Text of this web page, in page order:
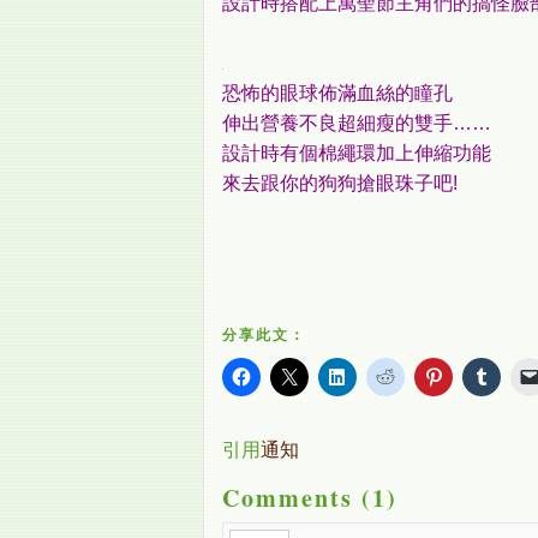
恐怖的眼球佈滿血絲的瞳孔
伸出營養不良超細瘦的雙手……
設計時有個棉繩環加上伸縮功能
來去跟你的狗狗搶眼珠子吧!
分享此文：
引用通知
Comments (1)